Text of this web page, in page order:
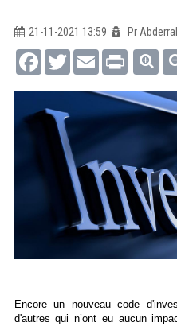
21-11-2021 13:59
Pr
FacebookTwitterEmail Print
Encore un nouveau code
d'autres qui n’ont eu aucun